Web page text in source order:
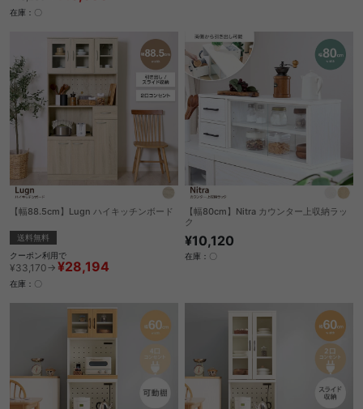
在庫：〇
【幅88.5cm】Lugn ハイキッチンボード
送料無料
クーポン利用で
¥33,170→ ¥28,194
在庫：〇
【幅80cm】Nitra カウンター上収納ラッ
ク
¥10,120
在庫：〇